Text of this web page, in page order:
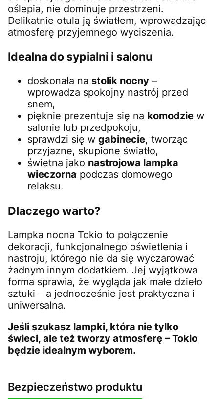
oślepia, nie dominuje przestrzeni.
Delikatnie otula ją światłem, wprowadzając
atmosferę przyjemnego wyciszenia.
Idealna do sypialni i salonu
doskonała na stolik nocny –
wprowadza spokojny nastrój przed
snem,
pięknie prezentuje się na komodzie w
salonie lub przedpokoju,
sprawdzi się w gabinecie, tworząc
przyjazne, skupione światło,
świetna jako nastrojowa lampka
wieczorna podczas domowego
relaksu.
Dlaczego warto?
Lampka nocna Tokio to połączenie
dekoracji, funkcjonalnego oświetlenia i
nastroju, którego nie da się wyczarować
żadnym innym dodatkiem. Jej wyjątkowa
forma sprawia, że wygląda jak małe dzieło
sztuki – a jednocześnie jest praktyczna i
uniwersalna.
Jeśli szukasz lampki, która nie tylko
świeci, ale też tworzy atmosferę – Tokio
będzie idealnym wyborem.
Bezpieczeństwo produktu